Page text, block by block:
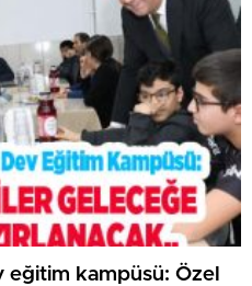
eğitim kampüsü: Özel